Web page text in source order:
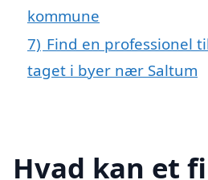
kommune
7) Find en professionel
taget i byer nær Saltum
Hvad kan et